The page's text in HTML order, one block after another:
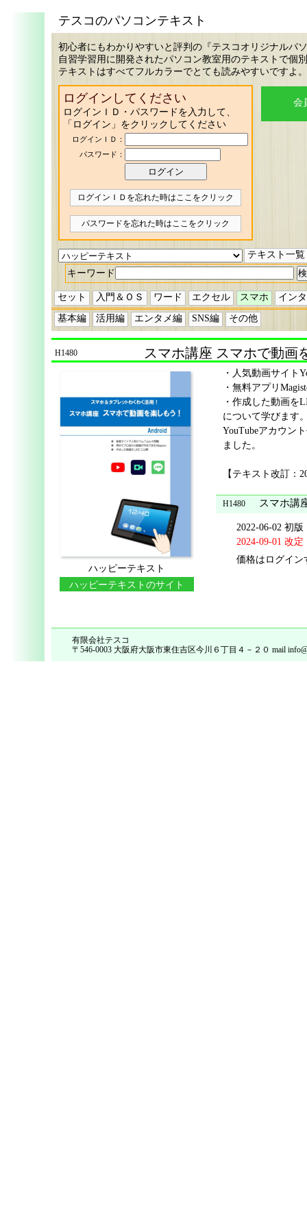
テスコのパソコンテキスト
初心者にもわかりやすいと評判の『テスコオリジナルパ
自習学習用に開発されたパソコン教室用のテキストで個
テキストはすべてフルカラーでとても読みやすいですよ。
ログインしてください
ログインＩＤ・パスワードを入力して、
「ログイン」をクリックしてください
ログインＩＤ：
パスワード：
ログインＩＤを忘れた時はここをクリック
パスワードを忘れた時はここをクリック
会
テキスト一覧
キーワード
セット 入門＆ＯＳ ワード エクセル スマホ イン
基本編 活用編 エンタメ編 SNS編 その他
H1480 スマホ講座 スマホで動画
ハッピーテキスト
ハッピーテキストのサイト
・人気動画サイト
・無料アプリ
・作成した動画を
について学びます
YouTubeアカウン
ました。
【テキスト改訂：
H1480 スマホ講
2022-06-02 初版
2024-09-01 改定
価格はログイン
有限会社テスコ
〒546-0003 大阪府大阪市東住吉区今川６丁目４－２０ mail